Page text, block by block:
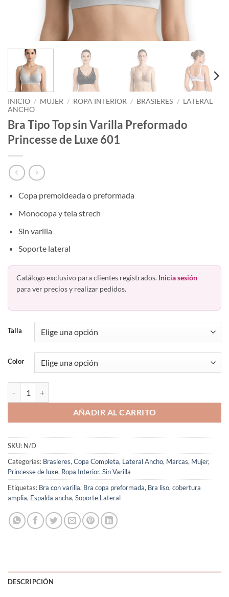
INICIO / MUJER / ROPA INTERIOR / BRASIERES / LATERAL
ANCHO
Bra Tipo Top sin Varilla Preformado
Princesse de Luxe 601
Copa premoldeada o preformada
Monocopa y tela strech
Sin varilla
Soporte lateral
Catálogo exclusivo para clientes registrados. Inicia sesión
para ver precios y realizar pedidos.
Talla
Color
AÑADIR AL CARRITO
SKU: N/D
Categorías: Brasieres, Copa Completa, Lateral Ancho, Marcas, Mujer,
Princesse de luxe, Ropa Interior, Sin Varilla
Etiquetas: Bra con varilla, Bra copa preformada, Bra liso, cobertura
amplia, Espalda ancha, Soporte Lateral
DESCRIPCIÓN